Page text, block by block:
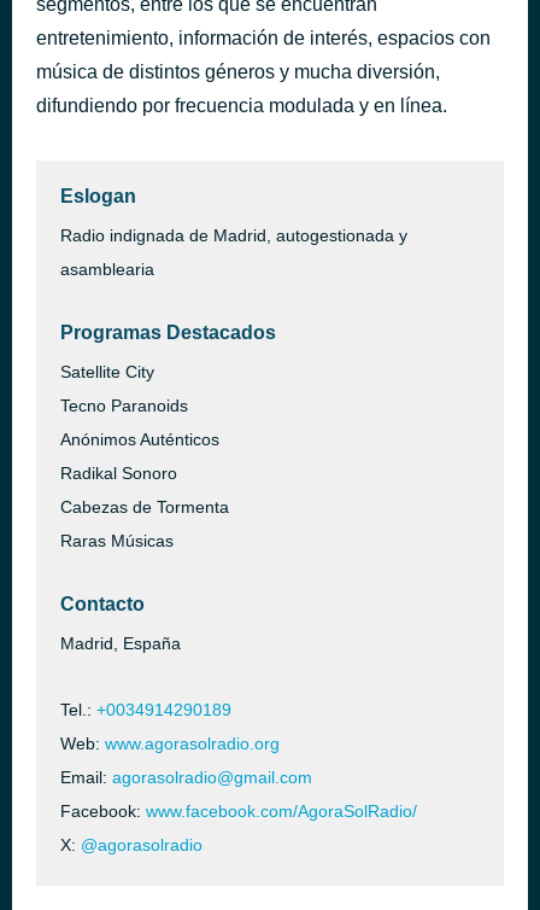
segmentos, entre los que se encuentran
entretenimiento, información de interés, espacios con
música de distintos géneros y mucha diversión,
difundiendo por frecuencia modulada y en línea.
Eslogan
Radio indignada de Madrid, autogestionada y
asamblearia
Programas Destacados
Satellite City
Tecno Paranoids
Anónimos Auténticos
Radikal Sonoro
Cabezas de Tormenta
Raras Músicas
Contacto
Madrid, España
Tel.: +0034914290189
Web: www.agorasolradio.org
Email: agorasolradio@gmail.com
Facebook: www.facebook.com/AgoraSolRadio/
X: @agorasolradio